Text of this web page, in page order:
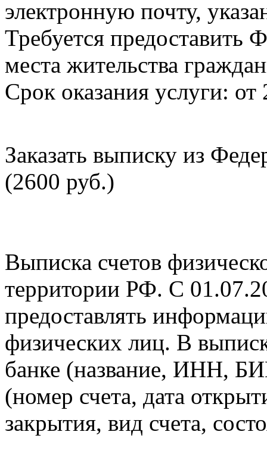
электронную почту,
Требуется
места жительства
Срок оказания услуги: от
Заказать выписку из
(2600 руб.)
Выписка счетов
территории РФ. С
предоставлять
физических лиц. В
банке (название, ИНН,
(номер счета, дата
закрытия, вид счета,